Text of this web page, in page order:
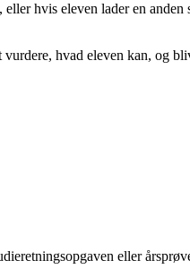
hvis eleven lader en
hvad eleven kan, og
eller